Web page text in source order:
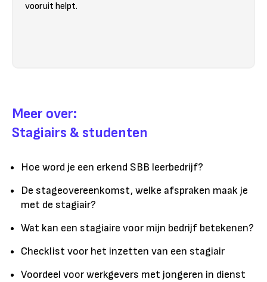
vooruit helpt.
Meer over:
Stagiairs & studenten
Hoe word je een erkend SBB leerbedrijf?
De stageovereenkomst, welke afspraken maak je
met de stagiair?
Wat kan een stagiaire voor mijn bedrijf betekenen?
Checklist voor het inzetten van een stagiair
Voordeel voor werkgevers met jongeren in dienst